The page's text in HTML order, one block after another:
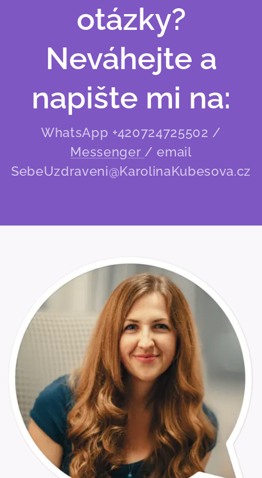
otázky?
Neváhejte a
napište mi na:
WhatsApp +420724725502 /
Messenger / email
SebeUzdraveni@KarolinaKubesova.cz